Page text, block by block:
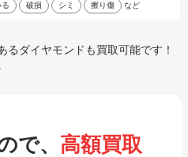
破損 シミ 擦り傷 など
るダイヤモンドも買取可能です！
で、 高額買取